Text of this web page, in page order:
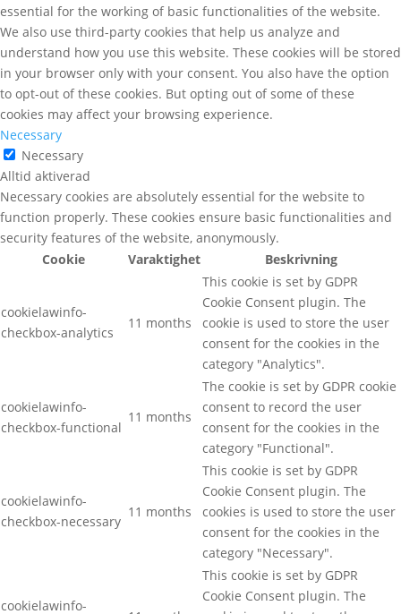
essential for the working of basic functionalities of the website.
We also use third-party cookies that help us analyze and
understand how you use this website. These cookies will be stored
in your browser only with your consent. You also have the option
to opt-out of these cookies. But opting out of some of these
cookies may affect your browsing experience.
Necessary
Necessary
Alltid aktiverad
Necessary cookies are absolutely essential for the website to
function properly. These cookies ensure basic functionalities and
security features of the website, anonymously.
Cookie
Varaktighet Beskrivning
cookielawinfo-
checkbox-analytics
11 months
This cookie is set by GDPR
Cookie Consent plugin. The
cookie is used to store the user
consent for the cookies in the
category "Analytics".
cookielawinfo-
checkbox-functional
11 months
The cookie is set by GDPR cookie
consent to record the user
consent for the cookies in the
category "Functional".
cookielawinfo-
checkbox-necessary
11 months
This cookie is set by GDPR
Cookie Consent plugin. The
cookies is used to store the user
consent for the cookies in the
category "Necessary".
cookielawinfo-
This cookie is set by GDPR
Cookie Consent plugin. The